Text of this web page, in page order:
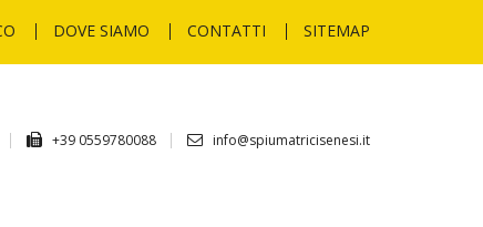
DOVE SIAMO CONTATTI SITEMAP
+39 0559780088 info@spiumatricisenesi.it